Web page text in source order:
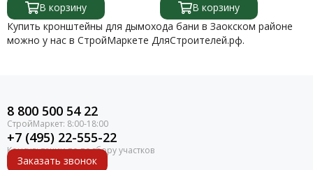
Мочалки, щетки
Моющие средства для бани
Наличники
Посуда чугунная
Светильники
Совки и кочерги
Соляная плитка
В корзину
В корзину
Купить кронштейны для дымохода бани в Заокском районе
можно у нас в СтройМаркете ДляСтроителей.рф.
8 800 500 54 22
+7 (495) 22-555-22
Заказать звонок